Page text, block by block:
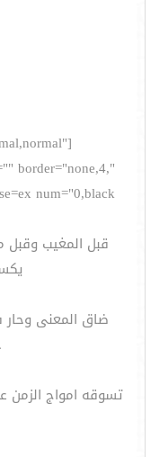
border="none,4,"
num="0,black""]
قبل المغيب وقبل
ضاق المعنى وحار
تسوقه امواج